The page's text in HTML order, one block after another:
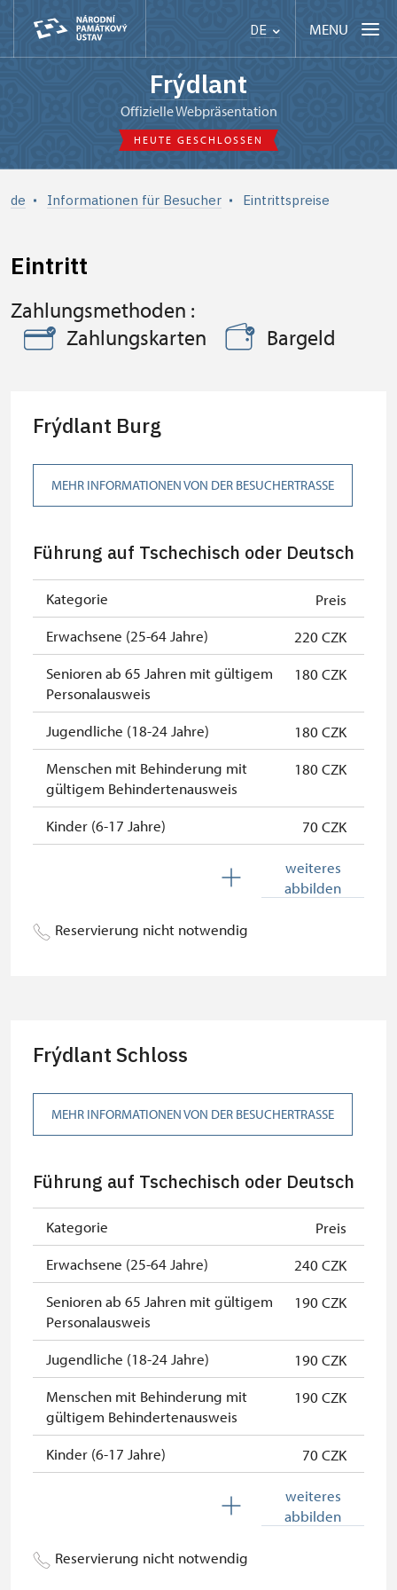
DE MENU
Frýdlant
offizielle Webpräsentation
HEUTE GESCHLOSSEN
de Informationen für Besucher Eintrittspreise
Eintritt
Zahlungsmethoden :
Zahlungskarten
Bargeld
Frýdlant Burg
MEHR INFORMATIONEN VON DER BESUCHERTRASSE
Führung auf Tschechisch oder Deutsch
Kategorie
Preis
Erwachsene (25-64 Jahre)
220 CZK
Senioren ab 65 Jahren mit gültigem
Personalausweis
180 CZK
Jugendliche (18-24 Jahre)
180 CZK
Menschen mit Behinderung mit
gültigem Behindertenausweis
180 CZK
Kinder (6-17 Jahre)
70 CZK
kostenlos
Schwerbehinderten
kostenlos
MK ČR-Karte *
Mitglieder von ICOMOS mit
gültigem Mitgliedsausweis *
kostenlos
Inhaber der freien einmaligen
Eintrittskarte
kostenlos
NPÚ-Karte
kostenlos
"Náš člověk"-Karte *
kostenlos
* Freier Eintritt nur für den
Karteninhaber
weiteres
abbilden
Reservierung nicht notwendig
Frýdlant Schloss
MEHR INFORMATIONEN VON DER BESUCHERTRASSE
Führung auf Tschechisch oder Deutsch
Kategorie
Preis
Erwachsene (25-64 Jahre)
240 CZK
Senioren ab 65 Jahren mit gültigem
Personalausweis
190 CZK
Jugendliche (18-24 Jahre)
190 CZK
Menschen mit Behinderung mit
gültigem Behindertenausweis
190 CZK
Kinder (6-17 Jahre)
70 CZK
kostenlos
Schwerbehinderten
kostenlos
weiteres
abbilden
Reservierung nicht notwendig